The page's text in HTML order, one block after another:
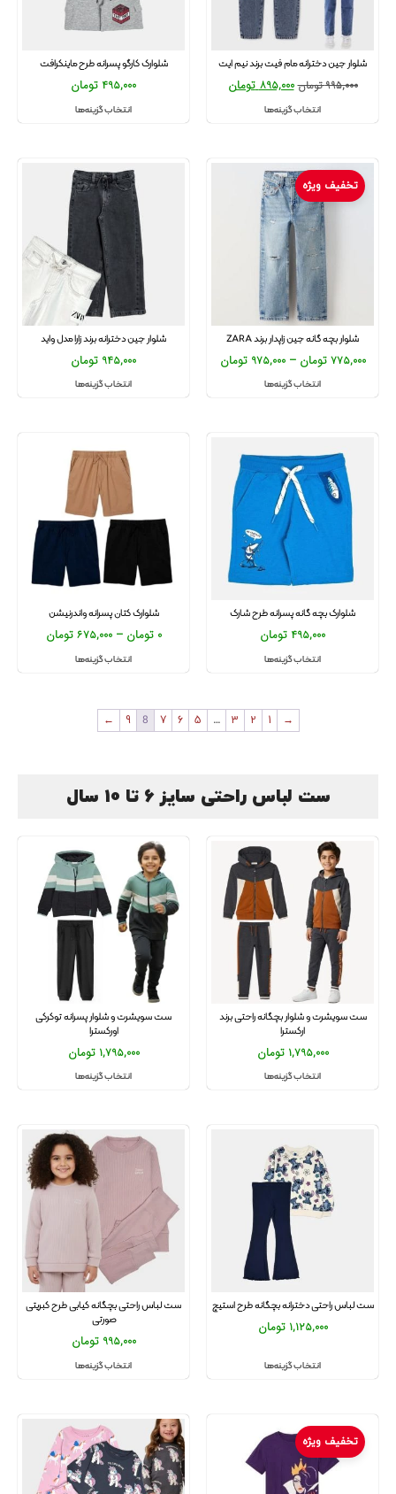
شلوار جین دخترانه مام فیت برند نیم ایت
995,000 تومان 895,000تومان
انتخاب گزینه‌ها
شلوارک کارگو پسرانه طرح ماینکرافت
495,000 تومان
انتخاب گزینه‌ها
تخفیف ویژه
شلوار بچه گانه جین زاپدار برند ZARA
775,000 تومان –
975,000 تومان
انتخاب گزینه‌ها
شلوار جین دخترانه برند زارا مدل واید
945,000 تومان
انتخاب گزینه‌ها
شلوارک بچه گانه پسرانه طرح شارک
495,000 تومان
انتخاب گزینه‌ها
شلوارک کتان پسرانه واندرنیشن
0 تومان –
675,000 تومان
انتخاب گزینه‌ها
→
1
2
3
…
5
6
7
8
9
←
ست لباس راحتی سایز 6 تا 10 سال
ست سویشرت و شلوار بچگانه راحتی برند
ارکسترا
1,795,000 تومان
انتخاب گزینه‌ها
ست سویشرت و شلوار پسرانه توکرکی
اورکسترا
1,795,000 تومان
انتخاب گزینه‌ها
ست لباس راحتی دخترانه بچگانه طرح استیچ
1,125,000 تومان
انتخاب گزینه‌ها
ست لباس راحتی بچگانه کیابی طرح کبریتی
صورتی
995,000 تومان
انتخاب گزینه‌ها
تخفیف ویژه